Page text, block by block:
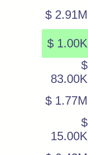
$ 2.91M
$ 1.00K
$
83.00K
$ 1.77M
$
15.00K